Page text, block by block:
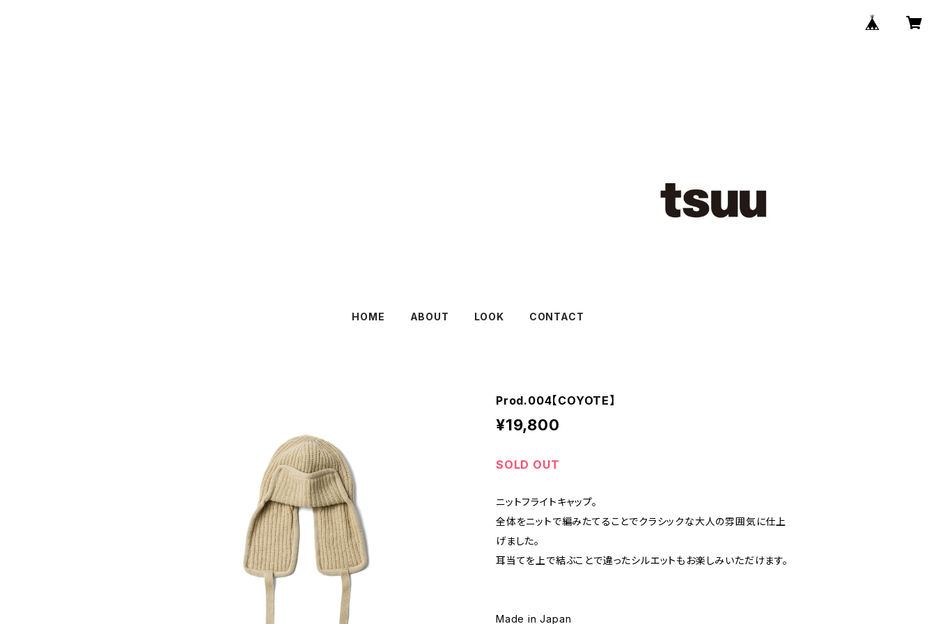
HOME ABOUT LOOK CONTACT
Prod.004【COYOTE】
¥19,800
SOLD OUT
ニットフライトキャップ。
全体をニットで編みたてることでクラシックな大人の雰囲気に仕上
げました。
耳当てを上で結ぶことで違ったシルエットもお楽しみいただけます。
Made in Japan